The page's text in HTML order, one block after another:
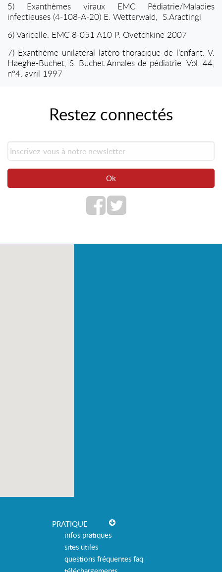
5) Exanthèmes viraux EMC Pédiatrie/Maladies
infectieuses (4-108-A-20) E. Wetterwald, S.Aractingi
6) Varicelle. EMC 8-051 A10 P. Ovetchkine 2007
7) Exanthème unilatéral latéro-thoracique de l’enfant. V.
Haeghe-Buchet, S. Buchet Annales de pédiatrie Vol. 44,
n°4, avril 1997
PRATIQUE
infos pratiques
sites utiles
questions fréquentes faq
Restez connectés